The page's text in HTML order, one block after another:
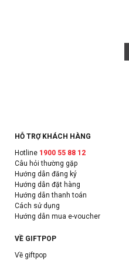
HỖ TRỢ KHÁCH HÀNG
Hotline 1900 55 88 12
Câu hỏi thường gặp
Hướng dẫn đăng ký
Hướng dẫn đặt hàng
Hướng dẫn thanh toán
Cách sử dụng
Hướng dẫn mua e-voucher
VỀ GIFTPOP
Về giftpop